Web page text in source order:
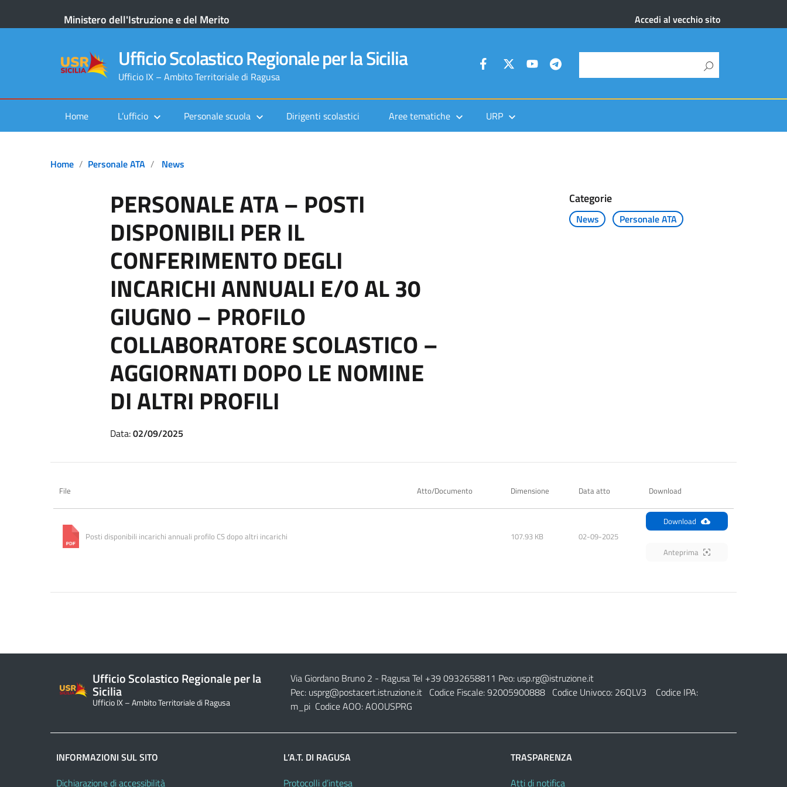
Ministero dell'Istruzione e del Merito Accedi al vecchio sito
Ufficio Scolastico Regionale per la Sicilia
Ufficio IX – Ambito Territoriale di Ragusa
Home L’ufficio Personale scuola Dirigenti scolastici Aree tematiche URP
Home Personale ATA News
PERSONALE ATA – POSTI
DISPONIBILI PER IL
CONFERIMENTO DEGLI
INCARICHI ANNUALI E/O AL 30
GIUGNO – PROFILO
COLLABORATORE SCOLASTICO –
AGGIORNATI DOPO LE NOMINE
DI ALTRI PROFILI
Categorie
News Personale ATA
Data:02/09/2025
File Atto/Documento Dimensione Data atto Download
Posti disponibili incarichi annuali profilo CS dopo altri incarichi 107.93 KB 02-09-2025
Download
Anteprima
Ufficio Scolastico Regionale per la
Sicilia
Ufficio IX – Ambito Territoriale di Ragusa
Via Giordano Bruno 2 - Ragusa Tel +39 0932658811 Peo: usp.rg@istruzione.it
Pec: usprg@postacert.istruzione.itCodice Fiscale: 92005900888 Codice Univoco: 26QLV3 Codice IPA:
m_pi Codice AOO: AOOUSPRG
INFORMAZIONI SUL SITO
Dichiarazione di accessibilità
L’A.T. DI RAGUSA
Protocolli d’intesa
TRASPARENZA
Atti di notifica